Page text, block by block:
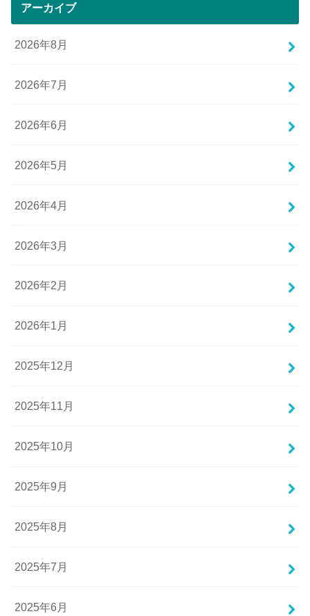
アーカイブ
2026年8月
2026年7月
2026年6月
2026年5月
2026年4月
2026年3月
2026年2月
2026年1月
2025年12月
2025年11月
2025年10月
2025年9月
2025年8月
2025年7月
2025年6月